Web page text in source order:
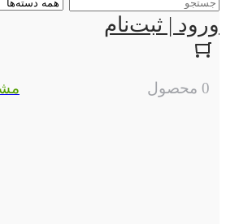
ورود | ثبت‌نام
0 محصول